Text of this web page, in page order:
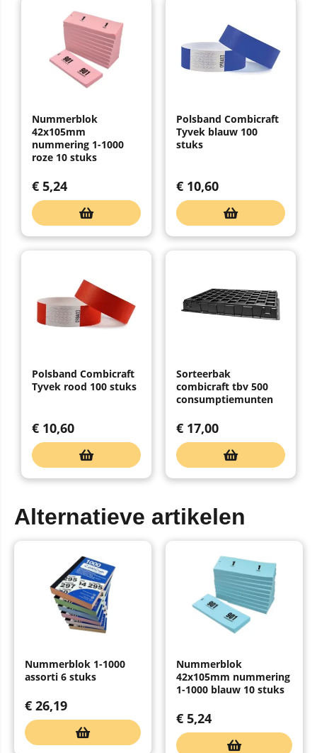
Nummerblok
42x105mm
nummering 1-1000
roze 10 stuks
€ 5,24
Polsband Combicraft
Tyvek blauw 100
stuks
€ 10,60
Polsband Combicraft
Tyvek rood 100 stuks
€ 10,60
Sorteerbak
combicraft tbv 500
consumptiemunten
€ 17,00
Alternatieve artikelen
Nummerblok 1-1000
assorti 6 stuks
€ 26,19
Nummerblok
42x105mm nummering
1-1000 blauw 10 stuks
€ 5,24